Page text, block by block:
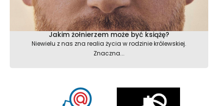
Jakim żołnierzem może być książę?
Niewielu z nas zna realia życia w rodzinie królewskiej.
Znaczna...